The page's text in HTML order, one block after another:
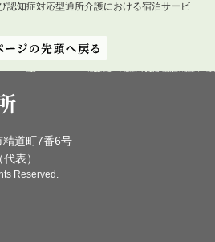
認知症対応型通所介護における宿泊サービ
道町7番6号
表）
Reserved.